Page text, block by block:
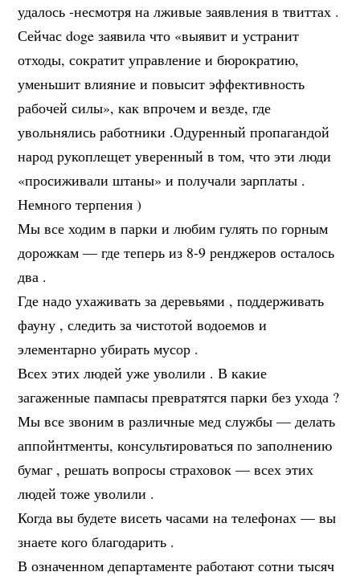
удалось -несмотря на лживые заявления в твиттах .
Сейчас doge заявила что «выявит и устранит
отходы, сократит управление и бюрократию,
уменьшит влияние и повысит эффективность
рабочей силы», как впрочем и везде, где
увольнялись работники .Одуренный пропагандой
народ рукоплещет уверенный в том, что эти люди
«просиживали штаны» и получали зарплаты .
Немного терпения )
Мы все ходим в парки и любим гулять по горным
дорожкам — где теперь из 8-9 ренджеров осталось
два .
Где надо ухаживать за деревьями , поддерживать
фауну , следить за чистотой водоемов и
элементарно убирать мусор .
Всех этих людей уже уволили . В какие
загаженные пампасы превратятся парки без ухода ?
Мы все звоним в различные мед службы — делать
аппойнтменты, консультироваться по заполнению
бумаг , решать вопросы страховок — всех этих
людей тоже уволили .
Когда вы будете висеть часами на телефонах — вы
знаете кого благодарить .
В означенном департаменте работают сотни тысяч